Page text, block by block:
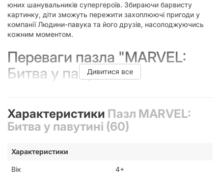
юних шанувальників супергероїв. Збираючи барвисту
картинку, діти зможуть пережити захоплюючі пригоди у
компанії Людини-павука та його друзів, насолоджуючись
кожним моментом.
Переваги пазла "MARVEL:
Битва у павутині"
Розвиток дрібної моторики, логіки та креативності.
Захоплюючий сюжет з популярними супергероями
Marvel.
відображає улюблених персонажів.
Простий процес збирання, ідеальний для дітей від 4
Дивитися все
Характеристики Пазл MARVEL:
Битва у павутині (60)
Характеристики
Вік 4+